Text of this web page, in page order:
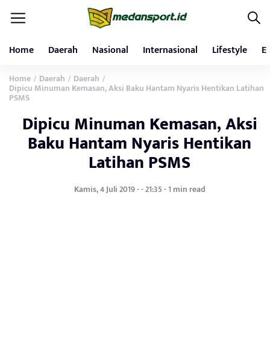
Home Daerah Nasional Internasional Lifestyle
Home / Daerah / Daerah /
Dipicu Minuman Kemasan, Aksi Baku Hantam Nyaris Hentikan Latihan
PSMS
Dipicu Minuman Kemasan, Aksi
Baku Hantam Nyaris Hentikan
Latihan PSMS
Kamis, 4 Juli 2019 - - 21:35 - 1 min read